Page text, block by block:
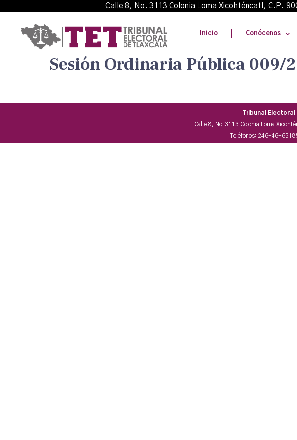
Calle 8, No. 3113 Colonia Loma Xicohténcatl,
Inicio Conócenos
Sesión Ordinaria Pública 009/
Tribunal Electoral
Calle 8, No. 3113 Colonia Loma
Teléfonos: 246-46-